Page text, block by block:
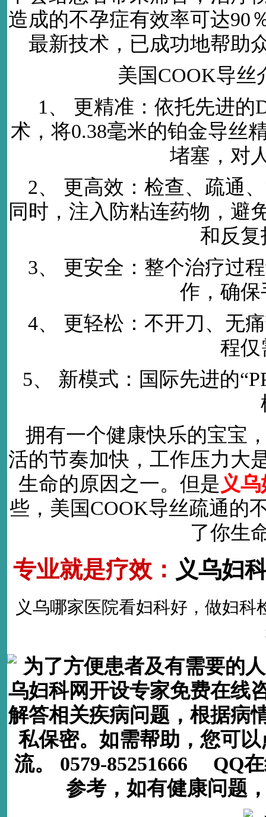
造成的不孕症有效率可达90
最新技术，已成功地帮助
美国COOK导丝
1、 更精准：依托先进
术，将0.38毫米的铂金导丝
堵塞，对
2、 更高效：检查、疏通
同时，注入防粘连药物，避
和反复
3、 更安全：整个治疗过
作，确
4、 更轻松：不开刀、无
程仅
5、 新模式：国际先进的
拥有一个健康快乐的宝宝
活的节奏加快，工作压力大
生命的原因之一。但是 义
些，美国COOK导丝疏通的
了你生
专业就是疗效： 义乌妇
义乌哪家医院看妇科好 ，做妇科
为了方便患者及有需要的
乌妇科网开设专家免费在线
解答相关疾病问题，根据病
私保密。如需帮助，您可
流。 0579-85251666 QQ
参考，如有健康问题